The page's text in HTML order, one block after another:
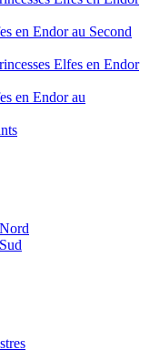
en Endor au Second
Elfes en Endor
en Endor au